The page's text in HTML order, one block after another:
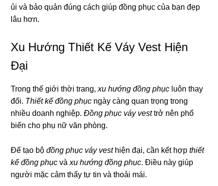
ủi và bảo quản đúng cách giúp đồng phục của bạn đẹp
lâu hơn.
Xu Hướng Thiết Kế Váy Vest Hiện
Đại
Trong thế giới thời trang,xu hướng đồng phục luôn thay
đổi. Thiết kế đồng phục ngày càng quan trọng trong
nhiều doanh nghiệp.Đồng phục váy vesttrở nên phổ
biến cho phụ nữ văn phòng.
Để tạo bộđồng phục váy vesthiện đại, cần kết hợpthiết
kế đồng phục vàxu hướng đồng phục. Điều này giúp
người mặc cảm thấy tự tin và thoải mái.